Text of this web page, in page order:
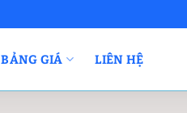
BẢNG GIÁ LIÊN HỆ